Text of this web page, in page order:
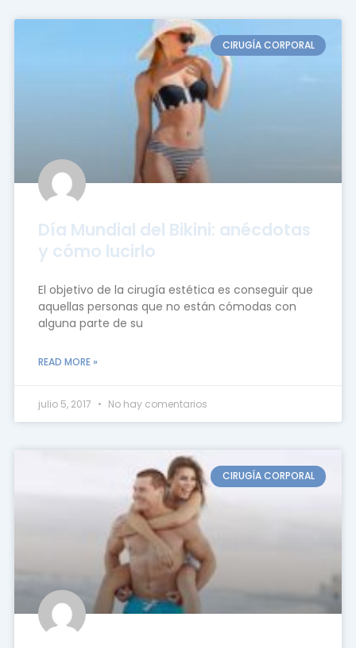
CIRUGÍA CORPORAL
Día Mundial del Bikini: anécdotas
y cómo lucirlo
El objetivo de la cirugía estética es conseguir que
aquellas personas que no están cómodas con
alguna parte de su
READ MORE »
julio 5, 2017 No hay comentarios
CIRUGÍA CORPORAL